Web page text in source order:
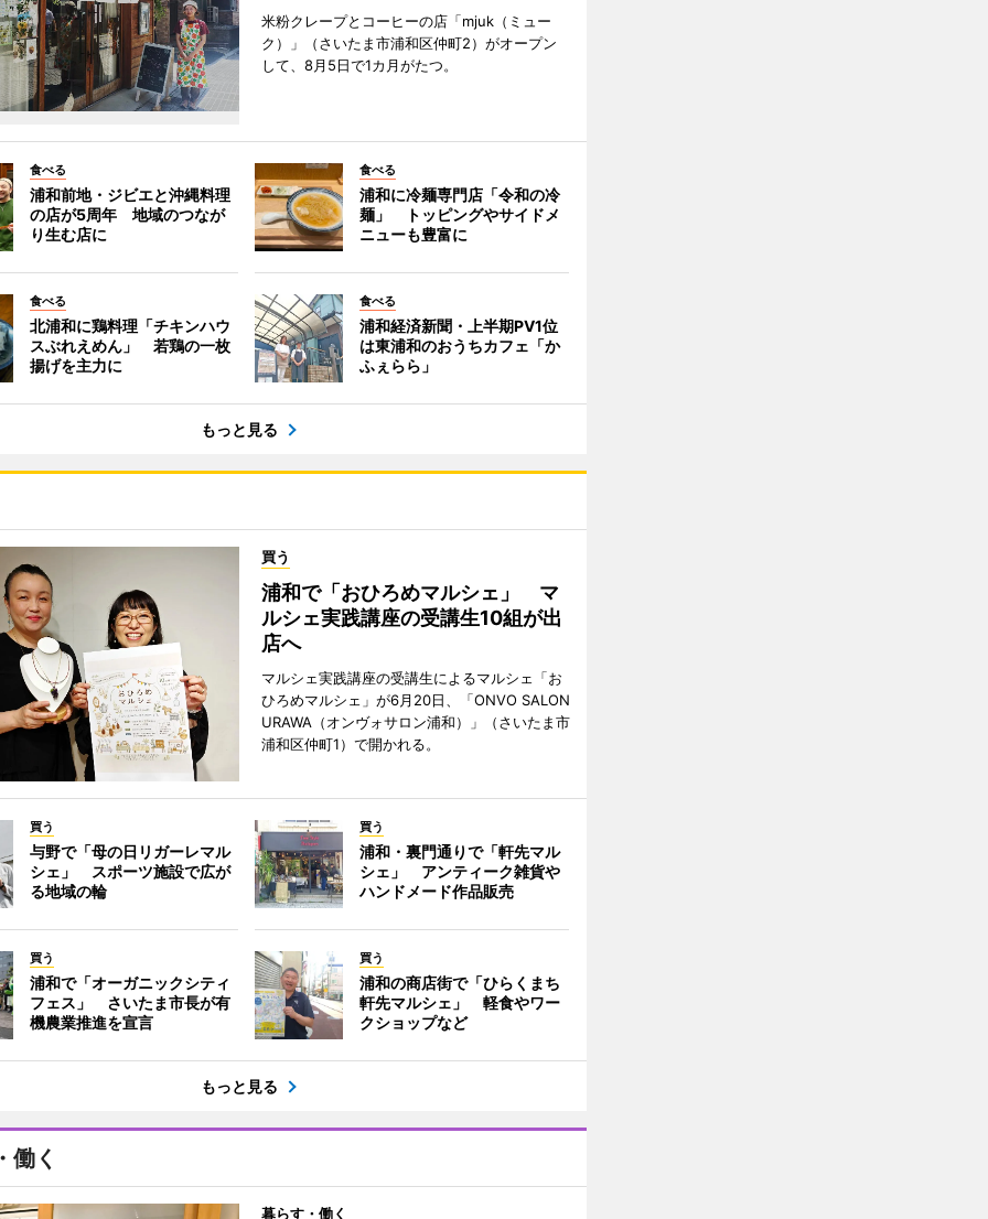
米粉クレープとコーヒーの店「mjuk（ミュー
ク）」（さいたま市浦和区仲町2）がオープン
して、8月5日で1カ月がたつ。
食べる
浦和前地・ジビエと沖縄料理
の店が5周年 地域のつなが
り生む店に
食べる
浦和に冷麺専門店「令和の冷
麺」 トッピングやサイドメ
ニューも豊富に
食べる
北浦和に鶏料理「チキンハウ
スぶれえめん」 若鶏の一枚
揚げを主力に
食べる
浦和経済新聞・上半期PV1位
は東浦和のおうちカフェ「か
ふぇらら」
もっと見る
買う
浦和で「おひろめマルシェ」 マ
ルシェ実践講座の受講生10組が出
店へ
マルシェ実践講座の受講生によるマルシェ「お
ひろめマルシェ」が6月20日、「ONVO SALON
URAWA（オンヴォサロン浦和）」（さいたま市
浦和区仲町1）で開かれる。
買う
与野で「母の日リガーレマル
シェ」 スポーツ施設で広が
る地域の輪
買う
浦和・裏門通りで「軒先マル
シェ」 アンティーク雑貨や
ハンドメード作品販売
買う
浦和で「オーガニックシティ
フェス」 さいたま市長が有
機農業推進を宣言
買う
浦和の商店街で「ひらくまち
軒先マルシェ」 軽食やワー
クショップなど
もっと見る
働く
暮らす・働く